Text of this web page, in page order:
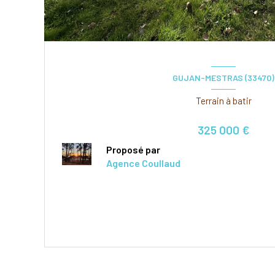
GUJAN-MESTRAS (33470)
Terrain à batir
325 000 €
Proposé par
Agence Coullaud